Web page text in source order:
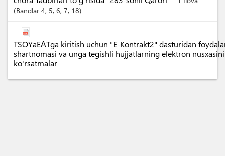
Bandlar 4, 5, 6, 7, 18
TSOYaEАTga kiritish uchun "E-Kontrakt2" dasturidan
shartnomasi va unga tegishli hujjatlarning elektron
ko'rsatmalar